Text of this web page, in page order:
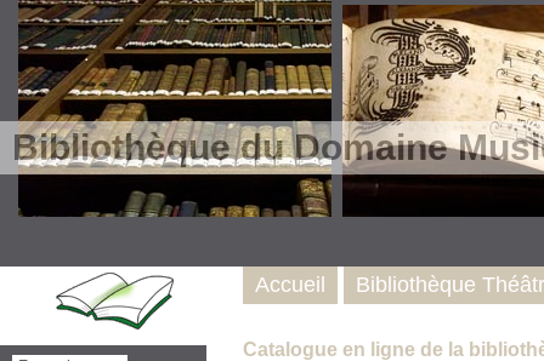
Bibliothèque du Domaine
Catalogue en ligne de la
Accueil Bibliothèque